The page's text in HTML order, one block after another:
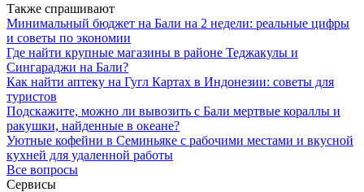
Также спрашивают
Минимальный бюджет на Бали на 2 недели: реальные цифры
и советы по экономии
Где найти крупные магазины в районе Теджакулы и
Сингараджи на Бали?
Как найти аптеку на Гугл Картах в Индонезии: советы для
туристов
Подскажите, можно ли вывозить с Бали мертвые кораллы и
ракушки, найденные в океане?
Уютные кофейни в Семиньяке с рабочими местами и вкусной
кухней для удаленной работы
Все вопросы
Сервисы